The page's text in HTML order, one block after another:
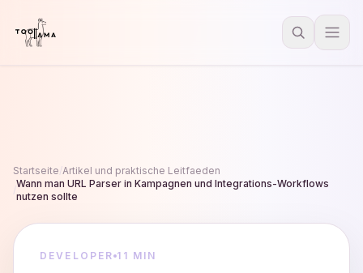
Startseite Artikel und praktische Leitfaeden
Wann man URL Parser in Kampagnen und Integrations-Workflows
nutzen sollte
DEVELOPER 11 MIN